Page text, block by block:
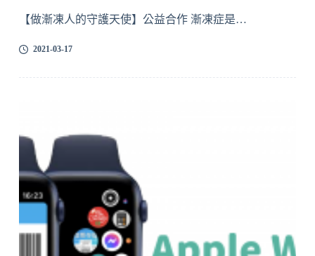
【做漸凍人的守護天使】公益合作 漸凍症是…
2021-03-17